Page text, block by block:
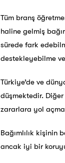
Tüm branş
haline gelmiş
sürede fark
destekleyebilme
Türkiye’de ve
düşmektedir.
zararlara yol
Bağımlılık kişinin
ancak iyi bir